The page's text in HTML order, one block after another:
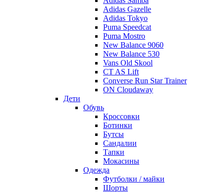
Adidas Gazelle
Adidas Tokyo
Puma Speedcat
Puma Mostro
New Balance 9060
New Balance 530
Vans Old Skool
CT AS Lift
Converse Run Star Trainer
ON Cloudaway
Дети
Обувь
Кроссовки
Ботинки
Бутсы
Сандалии
Тапки
Мокасины
Одежда
Футболки / майки
Шорты